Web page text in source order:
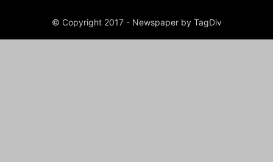
© Copyright 2017 - Newspaper by TagDiv